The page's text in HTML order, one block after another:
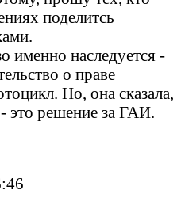
поделитсь
именно наследуется -
о праве
Но, она сказала,
- это решение за ГАИ.